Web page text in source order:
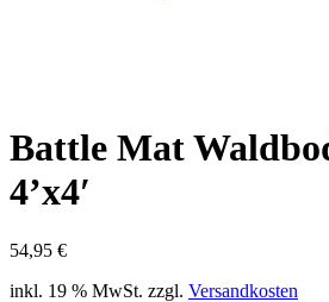
Battle Mat
4’x4′
54,95 €
inkl. 19 % MwSt. zzgl. Versandkosten